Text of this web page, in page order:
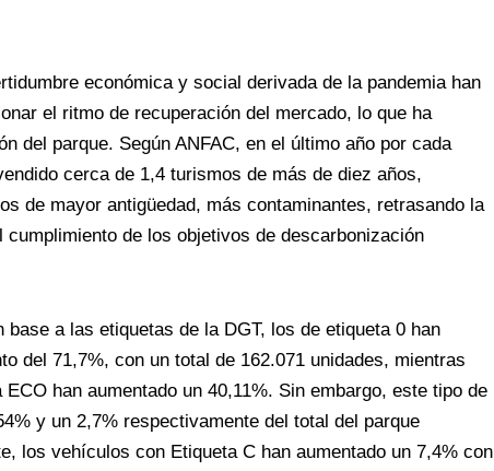
económica y social derivada de la pandemia han
el ritmo de recuperación del mercado, lo que ha
del parque. Según ANFAC, en el último año por cada
cerca de 1,4 turismos de más de diez años,
de mayor antigüedad, más contaminantes, retrasando la
de los objetivos de descarbonización
a las etiquetas de la DGT, los de etiqueta 0 han
del 71,7%, con un total de 162.071 unidades, mientras
han aumentado un 40,11%. Sin embargo, este tipo de
y un 2,7% respectivamente del total del parque
los vehículos con Etiqueta C han aumentado un 7,4% con